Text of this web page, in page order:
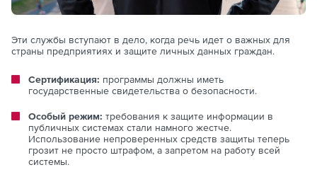
Эти службы вступают в дело, когда речь идет о важных для
страны предприятиях и защите личных данных граждан.
Сертификация: программы должны иметь
государственные свидетельства о безопасности.
Особый режим: требования к защите информации в
публичных системах стали намного жестче.
Использование непроверенных средств защиты теперь
грозит не просто штрафом, а запретом на работу всей
системы.